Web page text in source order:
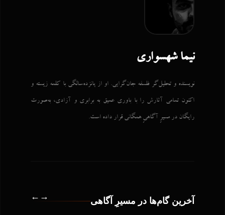
نیما شهسواری
نویسنده و تحلیل‌گر فلسفه جان‌گرایی. او از پانزده‌سالگی با کلمه زیسته و
اکنون تمامی آثارش را با باوری عمیق به برابری و آزادی، به‌صورت
رایگان در مسیرِ آگاهیِ همگانی قرار داده است.
آخرین گام‌ها در مسیرِ آگاهی →
←